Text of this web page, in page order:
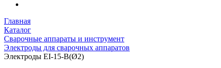
Главная
Каталог
Сварочные аппараты и инструмент
Электроды для сварочных аппаратов
Электроды EI-15-B(Ø2)